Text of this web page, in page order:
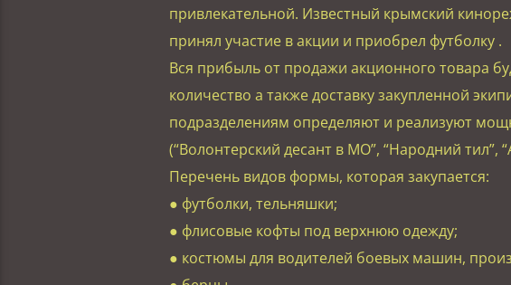
привлекательной. Известный крымский
принял участие в акции и приобрел футболку .
Вся прибыль от продажи акционного товара
количество а также доставку закупленной
подразделениям определяют и реализуют
(“Волонтерский десант в МО”, “Народний тил”,
Перечень видов формы, которая закупается:
● футболки, тельняшки;
● флисовые кофты под верхнюю одежду;
● костюмы для водителей боевых машин,